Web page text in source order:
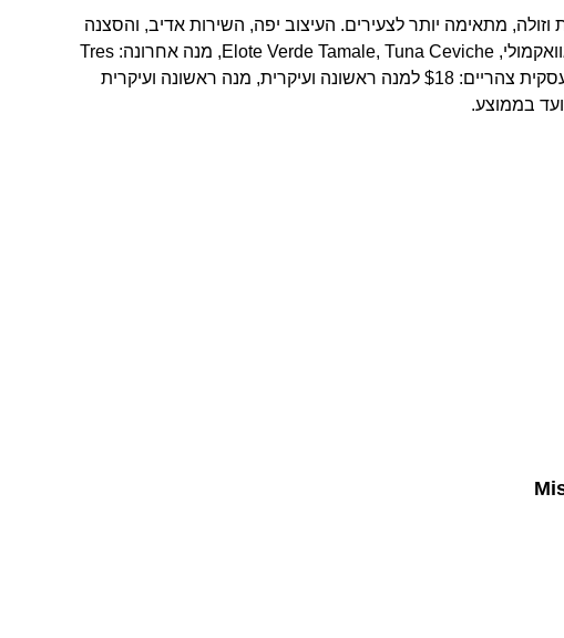
מתאימה יותר לצעירים. העיצוב יפה, השירות אדיב, והסצנה
מגניבה. מנות מומלצות: גוואקמולי, Elote Verde Tamale, Tuna Ceviche, מנה אחרונה: Tres
Leches Cake. מחירים: עסקית צהריים: $18 למנה ראשונה ועיקרית, מנה ראשונה ועיקרית